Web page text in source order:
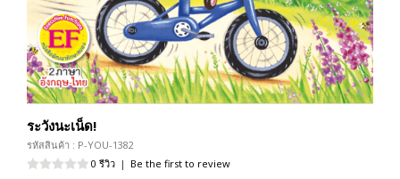
ระวังนะเน็ด!
รหัสสินค้า : P-YOU-1382
0 รีวิว | Be the first to review